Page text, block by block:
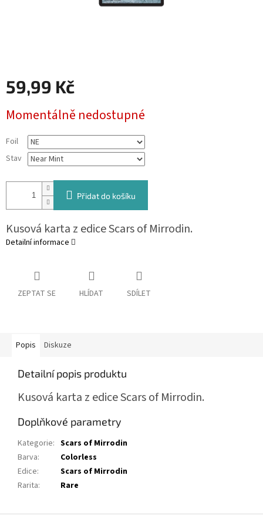
59,99 Kč
cena:
Momentálně nedostupné
Foil
Stav
Přidat do košíku
Kusová karta z edice Scars of Mirrodin.
Detailní informace
ZEPTAT SE HLÍDAT SDÍLET
Popis Diskuze
Detailní popis produktu
Kusová karta z edice Scars of Mirrodin.
Doplňkové parametry
Kategorie: Scars of Mirrodin
Barva:
Colorless
Edice:
Scars of Mirrodin
Rarita: Rare